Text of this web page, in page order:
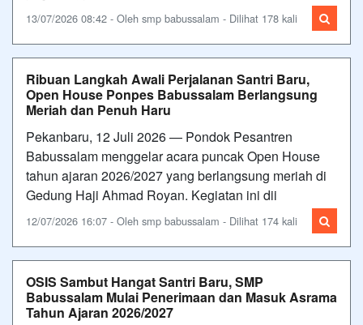
13/07/2026 08:42 - Oleh smp babussalam - Dilihat 178 kali
Ribuan Langkah Awali Perjalanan Santri Baru,
Open House Ponpes Babussalam Berlangsung
Meriah dan Penuh Haru
Pekanbaru, 12 Juli 2026 — Pondok Pesantren
Babussalam menggelar acara puncak Open House
tahun ajaran 2026/2027 yang berlangsung meriah di
Gedung Haji Ahmad Royan. Kegiatan ini dii
12/07/2026 16:07 - Oleh smp babussalam - Dilihat 174 kali
OSIS Sambut Hangat Santri Baru, SMP
Babussalam Mulai Penerimaan dan Masuk Asrama
Tahun Ajaran 2026/2027